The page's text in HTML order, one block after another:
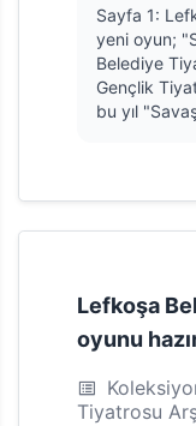
Sayfa 1:
yeni oyun;
Belediye
Gençlik
bu yıl
Lefkoşa
oyunu
Tiyatrosu